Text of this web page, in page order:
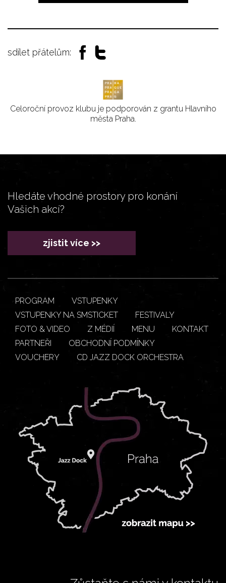
sdílet přátelům:
Celoroční provoz klubu je podporován z grantu Hlavního
města Praha.
Hledáte vhodné prostory pro konání
Vašich akcí?
zjistit více >>
PROGRAM
VSTUPENKY
VSTUPENKY NA SMSTICKET
FESTIVALY
FOTO & VIDEO
Z MÉDIÍ MENU
KONTAKT
PARTNEŘI
OBCHODNÍ PODMÍNKY
VOUCHERY
CD JAZZ DOCK ORCHESTRA